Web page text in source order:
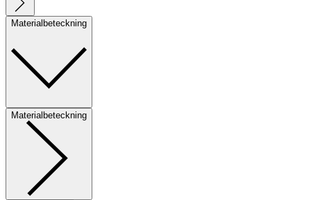
Materialbeteckning
Materialbeteckning